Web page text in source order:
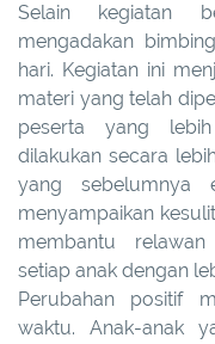
Selain kegiatan
mengadakan
hari. Kegiatan ini
materi yang telah
peserta yang
dilakukan secara
yang sebelumnya
menyampaikan
membantu
setiap anak dengan
Perubahan positif
waktu. Anak-anak